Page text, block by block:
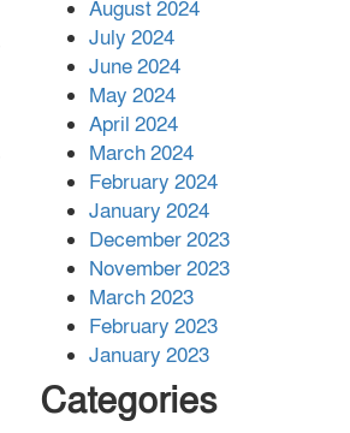
August 2024
July 2024
June 2024
May 2024
April 2024
March 2024
February 2024
January 2024
December 2023
November 2023
March 2023
February 2023
January 2023
Categories